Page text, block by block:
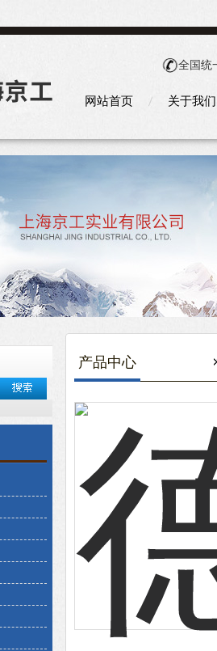
全国统
网站首页 关于我们
产品中心